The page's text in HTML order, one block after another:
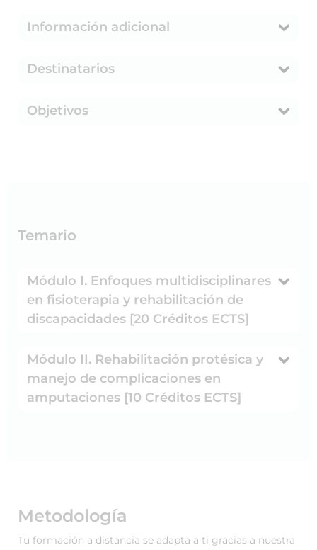
Información adicional
Destinatarios
Objetivos
Temario
Módulo I. Enfoques multidisciplinares
en fisioterapia y rehabilitación de
discapacidades [20 Créditos ECTS]
Módulo II. Rehabilitación protésica y
manejo de complicaciones en
amputaciones [10 Créditos ECTS]
Metodología
Tu formación a distancia se adapta a ti gracias a nuestra